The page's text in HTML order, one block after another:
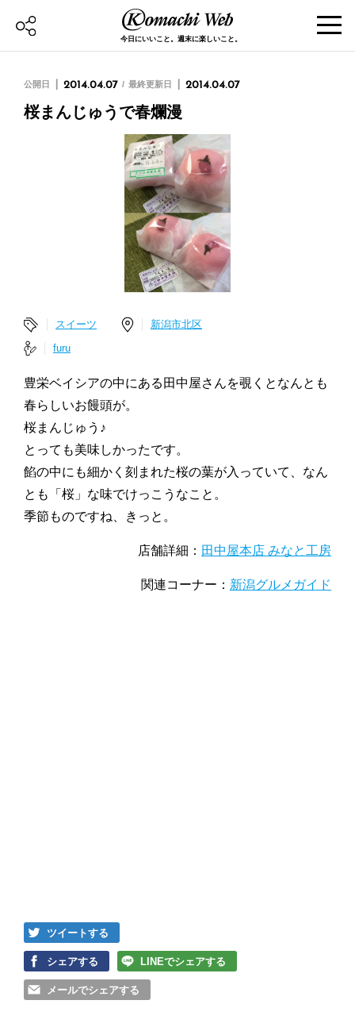
今日にいいこと。週末に楽しいこと。
公開日 2014.04.07 最終更新日 2014.04.07
桜まんじゅうで春爛漫
スイーツ
新潟市北区
furu
豊栄ベイシアの中にある田中屋さんを覗くとなんとも
春らしいお饅頭が。
桜まんじゅう♪
とっても美味しかったです。
餡の中にも細かく刻まれた桜の葉が入っていて、なん
とも「桜」な味でけっこうなこと。
季節ものですね、きっと。
店舗詳細： 田中屋本店 みなと工房
関連コーナー： 新潟グルメガイド
ツイートする
シェアする LINEでシェアする
メールでシェアする